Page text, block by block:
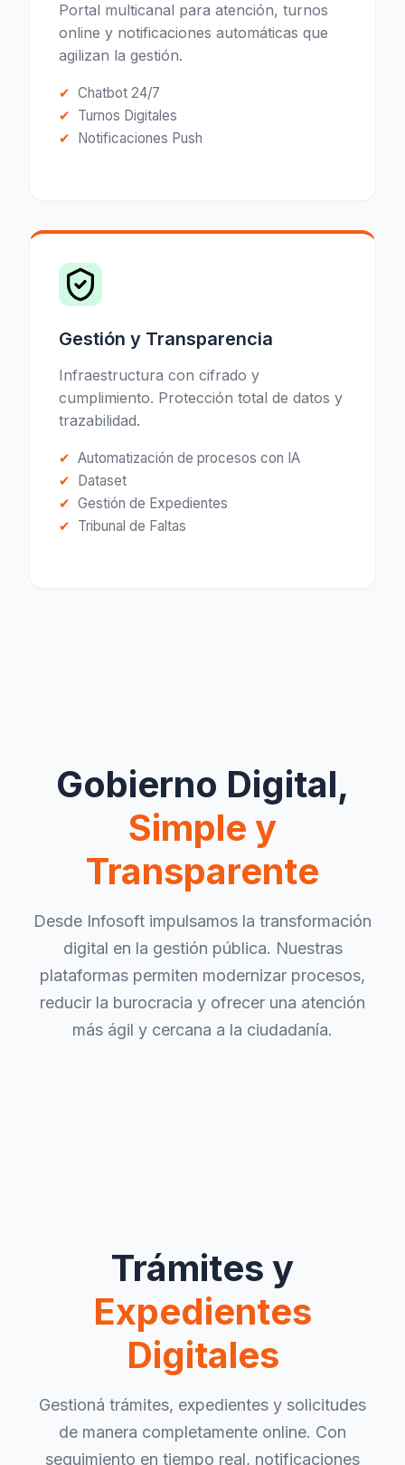
Portal multicanal para atención, turnos
online y notificaciones automáticas que
agilizan la gestión.
Chatbot 24/7
Turnos Digitales
Notificaciones Push
Gestión y Transparencia
Infraestructura con cifrado y
cumplimiento. Protección total de datos y
trazabilidad.
Automatización de procesos con IA
Dataset
Gestión de Expedientes
Tribunal de Faltas
Gobierno Digital,
Simple y
Transparente
Desde Infosoft impulsamos la transformación
digital en la gestión pública. Nuestras
plataformas permiten modernizar procesos,
reducir la burocracia y ofrecer una atención
más ágil y cercana a la ciudadanía.
Trámites y
Expedientes
Digitales
Gestioná trámites, expedientes y solicitudes
de manera completamente online. Con
seguimiento en tiempo real, notificaciones